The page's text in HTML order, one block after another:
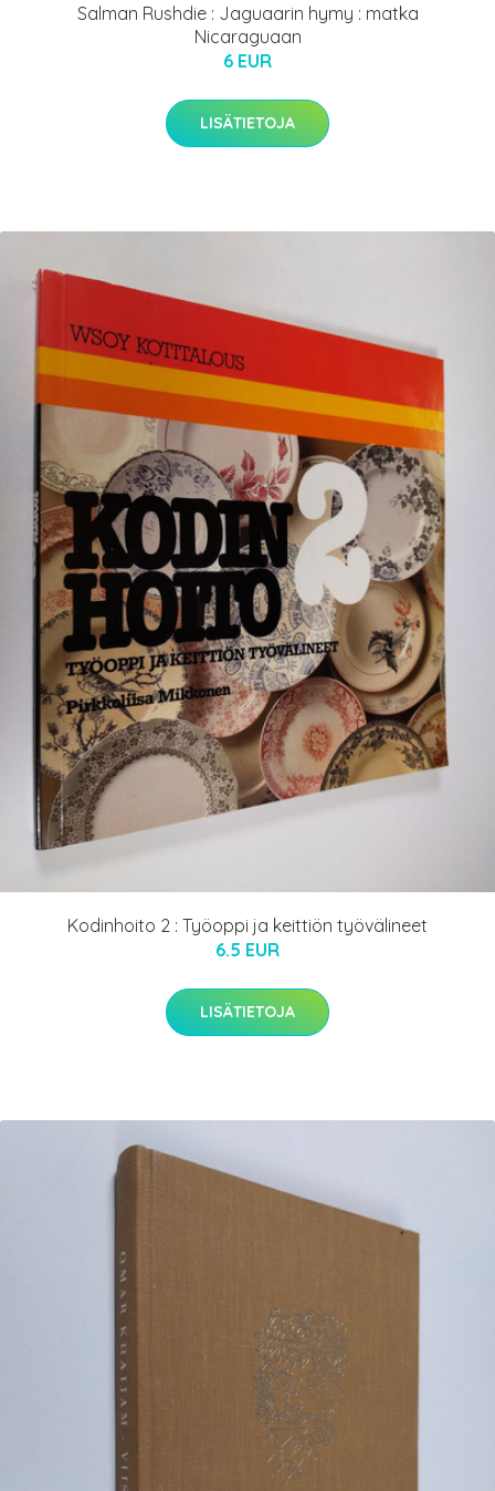
Salman Rushdie : Jaguaarin hymy : matka
Nicaraguaan
6 EUR
LISÄTIETOJA
Kodinhoito 2 : Työoppi ja keittiön työvälineet
6.5 EUR
LISÄTIETOJA